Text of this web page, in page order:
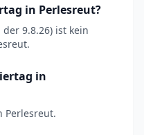
in Perlesreut?
9.8.26) ist kein
in
Perlesreut.